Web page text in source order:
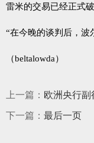
雷米的交易已经正式破
“在今晚的谈判后，波
（beltalowda）
上一篇： 欧洲央行副行
下一篇： 最后一页